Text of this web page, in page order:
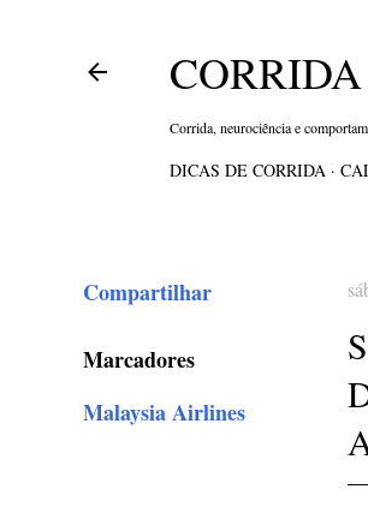
Corrida, neurociência e
DICAS DE CORRIDA
Compartilhar
Marcadores
Malaysia Airlines